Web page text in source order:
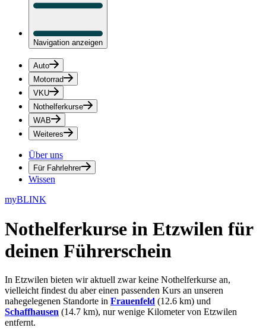
Navigation anzeigen
Auto
Motorrad
VKU
Nothelferkurse
WAB
Weiteres
Über uns
Für Fahrlehrer
Wissen
myBLINK
Nothelferkurse in Etzwilen für
deinen Führerschein
In Etzwilen bieten wir aktuell zwar keine Nothelferkurse an,
vielleicht findest du aber einen passenden Kurs an unseren
nahegelegenen Standorte in Frauenfeld (12.6 km) und
Schaffhausen (14.7 km), nur wenige Kilometer von Etzwilen
entfernt.